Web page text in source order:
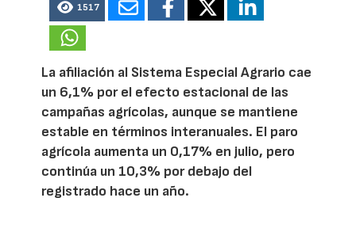
1517
La afiliación al Sistema Especial Agrario cae
un 6,1% por el efecto estacional de las
campañas agrícolas, aunque se mantiene
estable en términos interanuales. El paro
agrícola aumenta un 0,17% en julio, pero
continúa un 10,3% por debajo del
registrado hace un año.